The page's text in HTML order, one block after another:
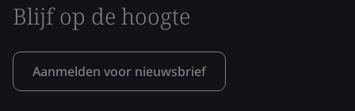
Blijf op de hoogte
Aanmelden voor nieuwsbrief